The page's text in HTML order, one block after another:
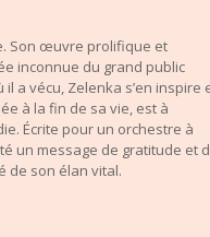
Son œuvre prolifique et
inconnue du grand public
a vécu, Zelenka s’en inspire
à la fin de sa vie, est à
Écrite pour un orchestre à
un message de gratitude et
de son élan vital.